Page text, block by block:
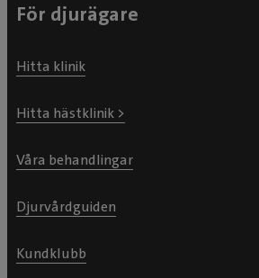
För djurägare
Hitta klinik
Hitta hästklinik >
Våra behandlingar
Djurvårdguiden
Kundklubb